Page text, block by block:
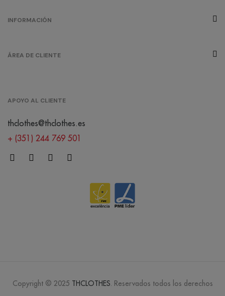
INFORMACIÓN
ÁREA DE CLIENTE
APOYO AL CLIENTE
thclothes@thclothes.es
+ (351) 244 769 501
Copyright © 2025 THCLOTHES. Reservados todos los derechos